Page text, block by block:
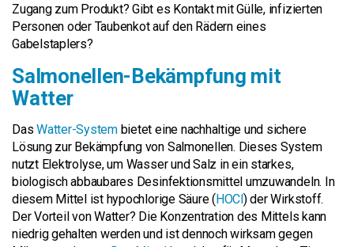
Zugang zum Produkt? Gibt es Kontakt mit Gülle, infizierten
Personen oder Taubenkot auf den Rädern eines
Gabelstaplers?
Salmonellen-Bekämpfung mit
Watter
DasWatter-Systembietet eine nachhaltige und sichere
Lösung zur Bekämpfung von Salmonellen. Dieses System
nutzt Elektrolyse, um Wasser und Salz in ein starkes,
biologisch abbaubares Desinfektionsmittel umzuwandeln. In
diesem Mittel ist hypochlorige Säure (HOCl) der Wirkstoff.
Der Vorteil von Watter? Die Konzentration des Mittels kann
niedrig gehalten werden und ist dennoch wirksam gegen